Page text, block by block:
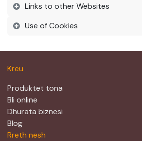
Links to other Websites
Use of Cookies
Kreu
Produktet tona
Bli online
Dhurata biznesi
Blog
Rreth nesh